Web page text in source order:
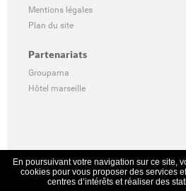
Mentions légales
Plan du site
Partenariats
Groupama
Hôtel marseille
En poursuivant votre navigation sur ce site,
cookies pour vous proposer des services
centres d’intérêts et réaliser des